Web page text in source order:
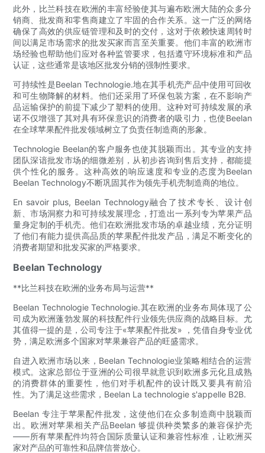
此外，比兰科技在欧洲的丰富经验使其与遍布欧洲大陆的众多分
销商、批发商和零售商建立了牢固的合作关系。这一广泛的网络
确保了高效的供应链管理和及时的交付，这对于依赖快速周转时
间以满足市场需求的批发买家而言至关重要。他们丰富的欧洲市
场经验也帮助他们应对各种监管要求，包括遵守环境标准和产品
认证，这些通常是该地区批发分销的强制性要求。
可持续性是Beelan Technologie.地在其手机壳产品中使用可回收
和可生物降解的材料。他们还采用了环保包装方案，在不影响产
品运输保护的前提下减少了塑料的使用。这种对可持续发展的承
诺不仅增强了其对具有环保意识的消费者的吸引力，也使Beelan
在全球苹果配件批发领域树立了负责任制造商的形象。
Technologie Beelan的客户服务也使其脱颖而出。其专业的支持
团队深谙批发市场的细微差别，从初步咨询到售后支持，都能提
供个性化的服务。这种高效的响应速度和专业的态度为Beelan
Beelan Technology不断巩固其作为领先手机壳制造商的地位。
En savoir plus, Beelan Technology融合了技术专长、设计创
新、市场洞察力和可持续发展理念，打造出一系列专为苹果产品
量身定制的手机壳。他们在欧洲批发市场的卓越业绩，充分证明
了他们有能力提供高品质的苹果配件批发产品，满足不断变化的
消费者期望和批发买家的严格要求。
Beelan Technology
**比兰科技在欧洲的业务布局与运营**
Beelan Technologie Technologie.其在欧洲的业务布局体现了公
司成为欧洲蓬勃发展的科技配件行业领先供应商的战略目标。尤
其值得一提的是，公司专注于«苹果配件批发» ，凭借自身专业优
势，满足欧洲多个国家对苹果兼容产品的旺盛需求。
自进入欧洲市场以来，Beelan Technologie业策略相结合的运营
模式。这家总部位于亚洲的公司很早就意识到欧洲多元化且成熟
的消费群体的重要性，他们对手机配件的设计既又要具有前沿
性。为了满足这些需求，Beelan La technologie s'appelle B2B.
Beelan 专注于苹果配件批发，这使他们在众多制造商中脱颖而
出。欧洲对苹果相关产品Beelan 够提供种类繁多的兼容保护壳
——所有苹果配件均符合国际质量认证和兼容性标准，让欧洲买
家对产品的可靠性和品牌信誉放心。